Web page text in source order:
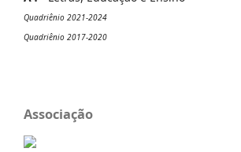
Quadriênio 2021-2024
Quadriênio 2017-2020
Associação